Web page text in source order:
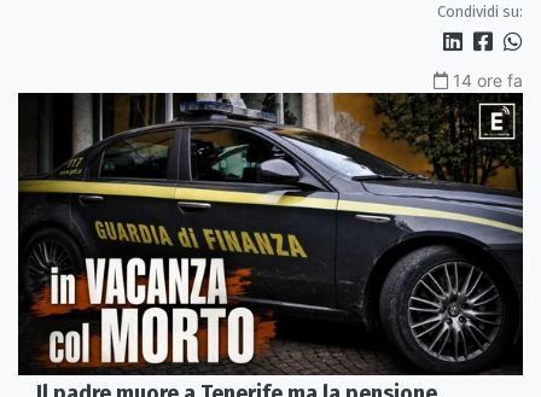
Condividi su:
14 ore fa